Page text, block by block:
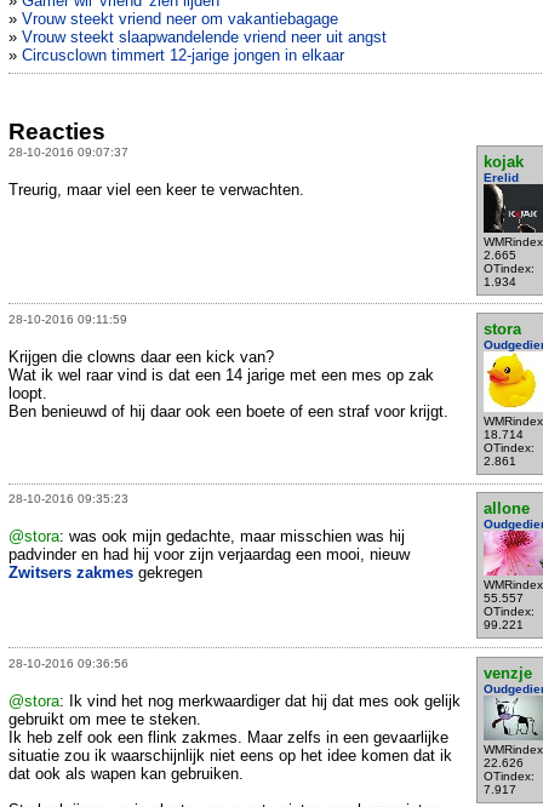
» Vrouw steekt vriend neer om vakantiebagage
» Vrouw steekt slaapwandelende vriend neer uit angst
» Circusclown timmert 12-jarige jongen in elkaar
Reacties
28-10-2016 09:07:37
kojak
Erelid
2.665
OTindex:
1.934
Treurig, maar viel een keer te verwachten.
28-10-2016 09:11:59
stora
18.714
OTindex:
2.861
Krijgen die clowns daar een kick van?
Wat ik wel raar vind is dat een 14 jarige met een mes op zak
loopt.
Ben benieuwd of hij daar ook een boete of een straf voor krijgt.
28-10-2016 09:35:23
allone
55.557
OTindex:
99.221
@stora: was ook mijn gedachte, maar misschien was hij
padvinder en had hij voor zijn verjaardag een mooi, nieuw
Zwitsers zakmes gekregen
28-10-2016 09:36:56
venzje
22.626
OTindex:
7.917
@stora: Ik vind het nog merkwaardiger dat hij dat mes ook gelijk
gebruikt om mee te steken.
Ik heb zelf ook een flink zakmes. Maar zelfs in een gevaarlijke
situatie zou ik waarschijnlijk niet eens op het idee komen dat ik
dat ook als wapen kan gebruiken.